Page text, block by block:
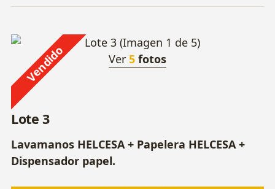
Vendido Ver 5 fotos
Lote 3
Lavamanos HELCESA + Papelera HELCESA +
Dispensador papel.